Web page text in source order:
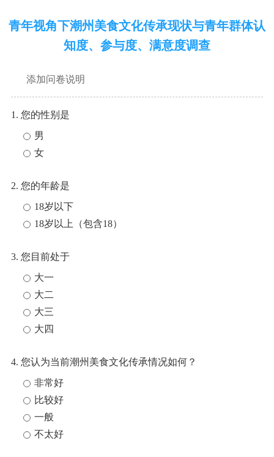
青年视角下潮州美食文化传承现状与青年群体认
知度、参与度、满意度调查
添加问卷说明
1. 您的性别是
男
女
2. 您的年龄是
18岁以下
18岁以上（包含18）
3. 您目前处于
大一
大二
大三
大四
4. 您认为当前潮州美食文化传承情况如何？
非常好
比较好
一般
不太好